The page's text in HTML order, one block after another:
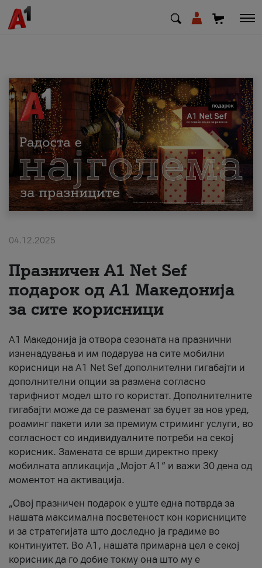
МК EN SQ
Приватни Деловни
Поддршка
Надополни кредит
За нас
#ПодобарОнлајн
04.12.2025
Празничен A1 Net Sеf
подарок од А1 Македонија
за сите корисници
А1 Македонија ја отвора сезоната на празнични
изненадувања и им подарува на сите мобилни
корисници на A1 Net Sef дополнителни гигабајти и
дополнителни опции за размена согласно
тарифниот модел што го користат. Дополнителните
гигабајти може да се разменат за буџет за нов уред,
роаминг пакети или за премиум стриминг услуги, во
согласност со индивидуалните потреби на секој
корисник. Замената се врши директно преку
мобилната апликација „Мојот А1“ и важи 30 дена од
моментот на активација.
„Овој празничен подарок е уште една потврда за
нашата максимална посветеност кон корисниците
и за стратегијата што доследно ја градиме во
континуитет. Во А1, нашата примарна цел е секој
корисник да го добие токму она што му е